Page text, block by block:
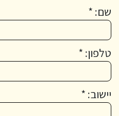
שם: *
טלפון: *
יישוב: *